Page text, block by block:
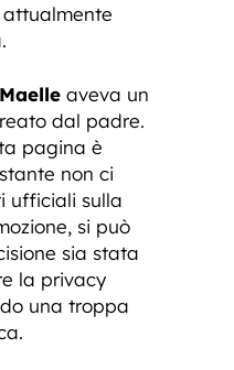
aveva un
dal padre.
pagina è
non ci
ufficiali sulla
si può
sia stata
la privacy
una troppa